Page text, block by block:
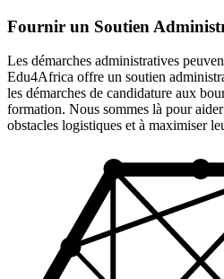
Fournir un Soutien
Les démarches administratives
Edu4Africa offre un soutien
les démarches de candidature aux
formation. Nous sommes là pour
obstacles logistiques et à maximiser